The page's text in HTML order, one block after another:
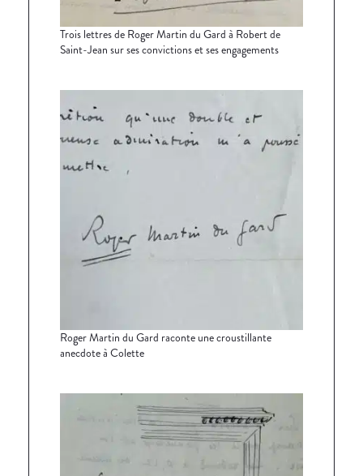
Trois lettres de Roger Martin du Gard à Robert de
Saint-Jean sur ses convictions et ses engagements
Roger Martin du Gard raconte une croustillante
anecdote à Colette